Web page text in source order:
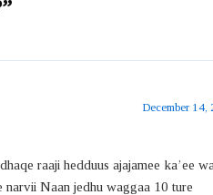
December 14,
raaji hedduus ajajamee ka’ee
narvii Naan jedhu waggaa 10 ture